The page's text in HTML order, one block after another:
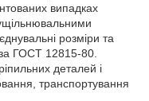
випадках
розміри та
ГОСТ 12815-80.
деталей і
транспортування